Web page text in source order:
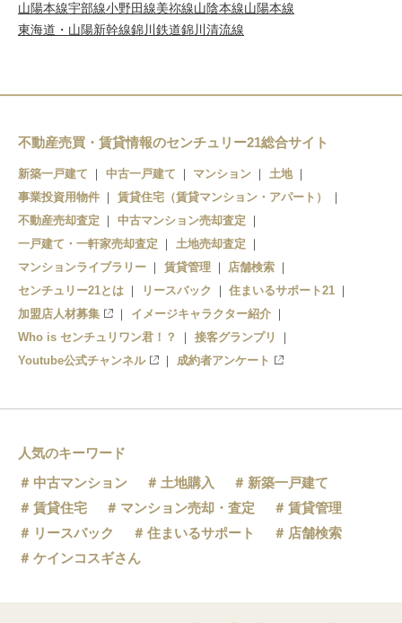
山陽本線宇部線小野田線美祢線山陰本線山陽本線
東海道・山陽新幹線錦川鉄道錦川清流線
不動産売買・賃貸情報のセンチュリー21総合サイト
新築一戸建て 中古一戸建て マンション
土地
事業投資用物件
賃貸住宅（賃貸マンション・アパート）
不動産売却査定
中古マンション売却査定
一戸建て・一軒家売却査定
土地売却査定
マンションライブラリー
賃貸管理
店舗検索
センチュリー21とは
リースバック
住まいるサポート21
加盟店人材募集
イメージキャラクター紹介
Who is センチュリワン君！？
接客グランプリ
Youtube公式チャンネル
成約者アンケート
人気のキーワード
中古マンション
土地購入
新築一戸建て
賃貸住宅
マンション売却・査定
賃貸管理
リースバック
住まいるサポート
店舗検索
ケインコスギさん